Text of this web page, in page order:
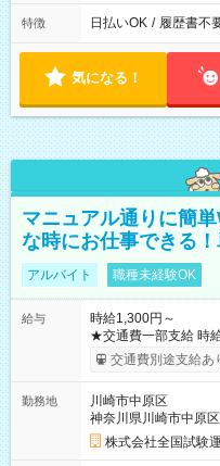
特徴 日払いOK / 履歴書不
気になる！
マニュアル通りに簡
な時にお仕事できる
アルバイト 職種未経験OK
給与
時給1,300円～
★交通費一部支給 時給1,300円～ ※試験・役割により手当あり
※勤務回数により昇
り！】 希望される場
例】 ・河合塾模擬試
×8時間＝日収10,400
円の場合あり ・国家
円（役割手当＋100円）
交通費別途支給あ
勤務地
川崎市中原区
神奈川県川崎市中原
株式会社全国試験